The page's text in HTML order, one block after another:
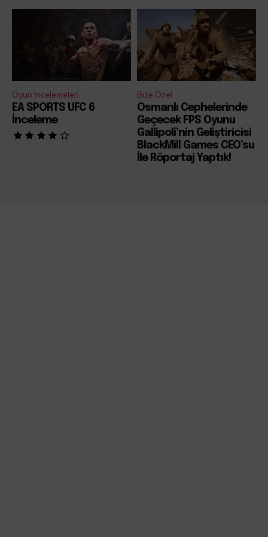
Oyun İncelemeleri
EA SPORTS UFC 6
İnceleme
Bize Özel
Osmanlı Cephelerinde
Geçecek FPS Oyunu
Gallipoli’nin Geliştiricisi
BlackMill Games CEO’su
İle Röportaj Yaptık!